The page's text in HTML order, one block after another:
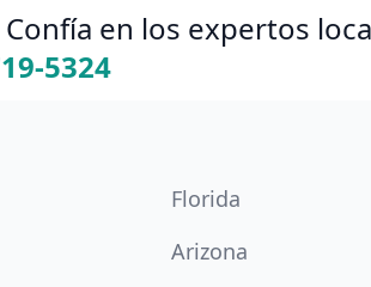
en los expertos
5324
Florida
Arizona